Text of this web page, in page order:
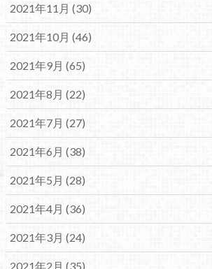
2021年11月 (30)
2021年10月 (46)
2021年9月 (65)
2021年8月 (22)
2021年7月 (27)
2021年6月 (38)
2021年5月 (28)
2021年4月 (36)
2021年3月 (24)
2021年2月 (35)